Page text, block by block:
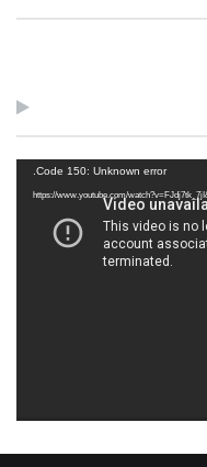
Code 150: Unknown error.